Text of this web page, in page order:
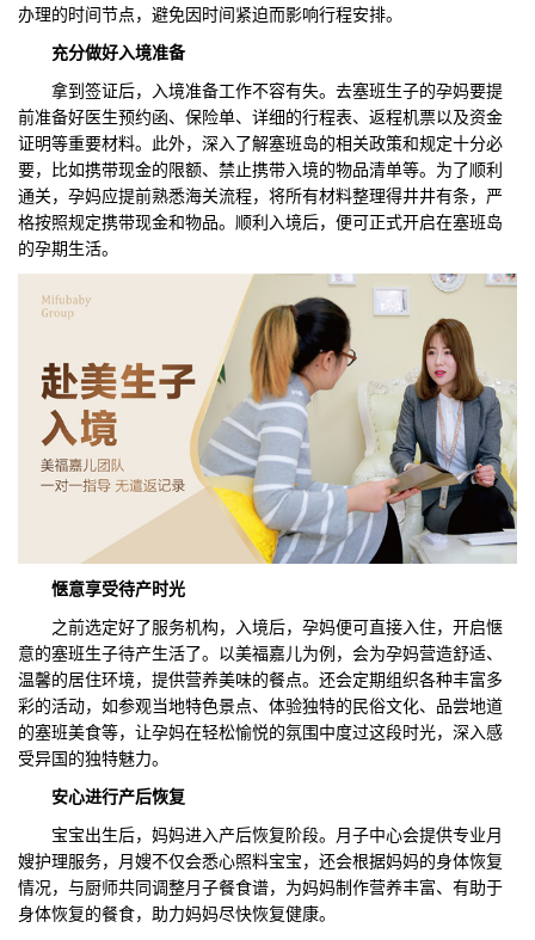
办理的时间节点，避免因时间紧迫而影响行程安排。
充分做好入境准备
拿到签证后，入境准备工作不容有失。去塞班生子的孕妈要提
前准备好医生预约函、保险单、详细的行程表、返程机票以及资金
证明等重要材料。此外，深入了解塞班岛的相关政策和规定十分必
要，比如携带现金的限额、禁止携带入境的物品清单等。为了顺利
通关，孕妈应提前熟悉海关流程，将所有材料整理得井井有条，严
格按照规定携带现金和物品。顺利入境后，便可正式开启在塞班岛
的孕期生活。
惬意享受待产时光
之前选定好了服务机构，入境后，孕妈便可直接入住，开启惬
意的塞班生子待产生活了。以美福嘉儿为例，会为孕妈营造舒适、
温馨的居住环境，提供营养美味的餐点。还会定期组织各种丰富多
彩的活动，如参观当地特色景点、体验独特的民俗文化、品尝地道
的塞班美食等，让孕妈在轻松愉悦的氛围中度过这段时光，深入感
受异国的独特魅力。
安心进行产后恢复
宝宝出生后，妈妈进入产后恢复阶段。月子中心会提供专业月
嫂护理服务，月嫂不仅会悉心照料宝宝，还会根据妈妈的身体恢复
情况，与厨师共同调整月子餐食谱，为妈妈制作营养丰富、有助于
身体恢复的餐食，助力妈妈尽快恢复健康。